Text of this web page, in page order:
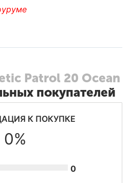
Patrol 20 Ocean
покупателей
К ПОКУПКЕ
0%
0